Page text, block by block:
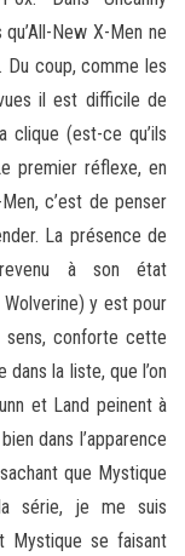
New X-Men ne
Du coup, comme les
il est difficile de
clique (est-ce qu’ils
premier réflexe, en
c’est de penser
La présence de
revenu à son état
y est pour
sens, conforte cette
la liste, que l’on
et Land peinent à
dans l’apparence
que Mystique
série, je me suis
Mystique se faisant